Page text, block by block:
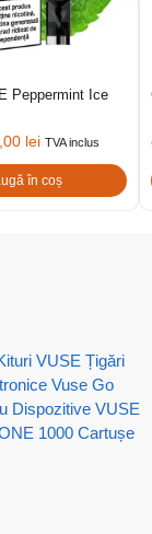
Peppermint Ice
lei TVA inclus
în coș
VUSE Țigări
Vuse Go
Dispozitive VUSE
1000 Cartușe